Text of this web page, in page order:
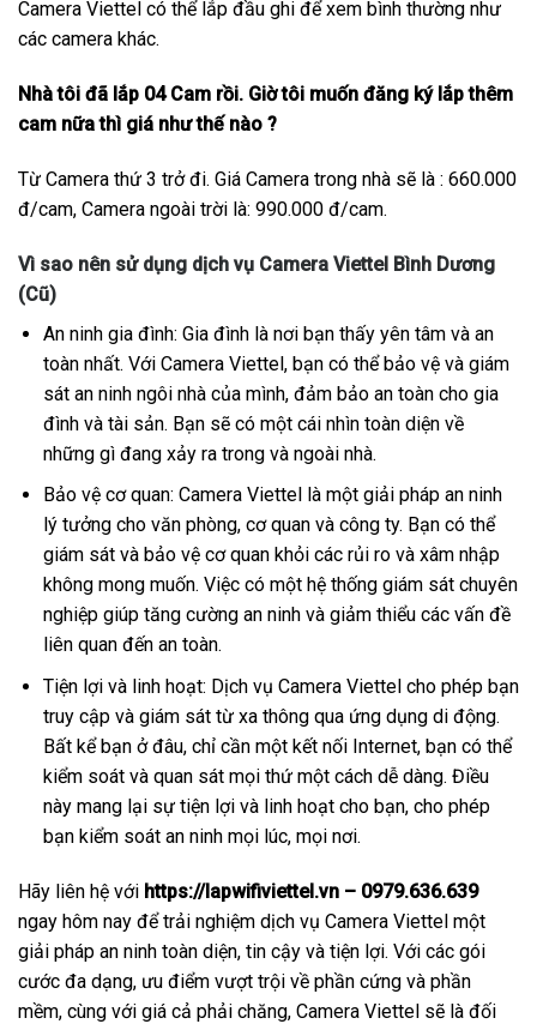
Camera Viettel có thể lắp đầu ghi để xem bình thường như
các camera khác.
Nhà tôi đã lắp 04 Cam rồi. Giờ tôi muốn đăng ký lắp thêm
cam nữa thì giá như thế nào ?
Từ Camera thứ 3 trở đi. Giá Camera trong nhà sẽ là : 660.000
đ/cam, Camera ngoài trời là: 990.000 đ/cam.
Vì sao nên sử dụng dịch vụ Camera Viettel Bình Dương
(Cũ)
An ninh gia đình: Gia đình là nơi bạn thấy yên tâm và an
toàn nhất. Với Camera Viettel, bạn có thể bảo vệ và giám
sát an ninh ngôi nhà của mình, đảm bảo an toàn cho gia
đình và tài sản. Bạn sẽ có một cái nhìn toàn diện về
những gì đang xảy ra trong và ngoài nhà.
Bảo vệ cơ quan: Camera Viettel là một giải pháp an ninh
lý tưởng cho văn phòng, cơ quan và công ty. Bạn có thể
giám sát và bảo vệ cơ quan khỏi các rủi ro và xâm nhập
không mong muốn. Việc có một hệ thống giám sát chuyên
nghiệp giúp tăng cường an ninh và giảm thiểu các vấn đề
liên quan đến an toàn.
Tiện lợi và linh hoạt: Dịch vụ Camera Viettel cho phép bạn
truy cập và giám sát từ xa thông qua ứng dụng di động.
Bất kể bạn ở đâu, chỉ cần một kết nối Internet, bạn có thể
kiểm soát và quan sát mọi thứ một cách dễ dàng. Điều
này mang lại sự tiện lợi và linh hoạt cho bạn, cho phép
bạn kiểm soát an ninh mọi lúc, mọi nơi.
Hãy liên hệ với https://lapwifiviettel.vn – 0979.636.639
ngay hôm nay để trải nghiệm dịch vụ Camera Viettel một
giải pháp an ninh toàn diện, tin cậy và tiện lợi. Với các gói
cước đa dạng, ưu điểm vượt trội về phần cứng và phần
mềm, cùng với giá cả phải chăng, Camera Viettel sẽ là đối